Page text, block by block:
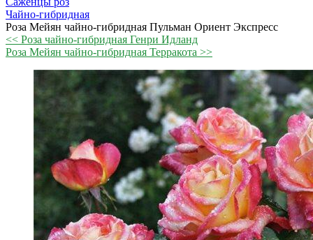
Чайно-гибридная
Роза Мейян чайно-гибридная Пульман Ориент Экспресс
<< Роза чайно-гибридная Генри Идланд
Роза Мейян чайно-гибридная Терракота >>